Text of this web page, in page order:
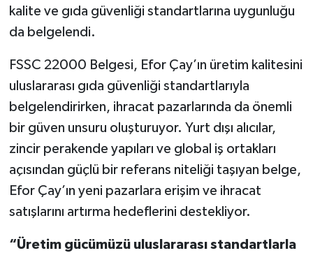
kalite ve gıda güvenliği standartlarına uygunluğu
da belgelendi.
FSSC 22000 Belgesi, Efor Çay’ın üretim kalitesini
uluslararası gıda güvenliği standartlarıyla
belgelendirirken, ihracat pazarlarında da önemli
bir güven unsuru oluşturuyor. Yurt dışı alıcılar,
zincir perakende yapıları ve global iş ortakları
açısından güçlü bir referans niteliği taşıyan belge,
Efor Çay’ın yeni pazarlara erişim ve ihracat
satışlarını artırma hedeflerini destekliyor.
“Üretim gücümüzü uluslararası standartlarla